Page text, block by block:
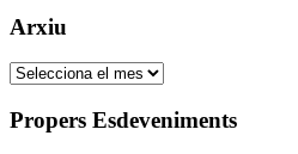
Arxiu
Arxiu
Propers Esdeveniments